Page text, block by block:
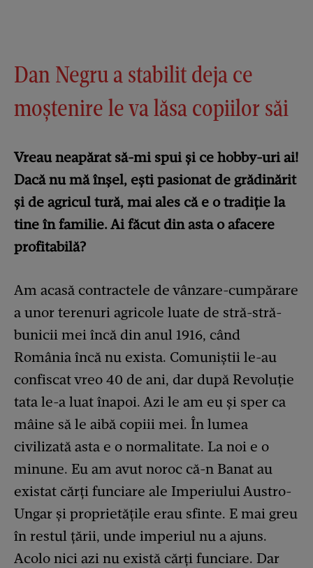
Dan Negru a stabilit deja ce
moștenire le va lăsa copiilor săi
Vreau neapărat să-mi spui și ce hobby-uri ai!
Dacă nu mă înșel, ești pasionat de grădinărit
și de agricul tură, mai ales că e o tradiție la
tine în familie. Ai făcut din asta o afacere
profitabilă?
Am acasă contractele de vânzare-cumpărare
a unor terenuri agricole luate de stră-stră-
bunicii mei încă din anul 1916, când
România încă nu exista. Comuniștii le-au
confiscat vreo 40 de ani, dar după Revoluție
tata le-a luat înapoi. Azi le am eu și sper ca
mâine să le aibă copiii mei. În lumea
civilizată asta e o normalitate. La noi e o
minune. Eu am avut noroc că-n Banat au
existat cărți funciare ale Imperiului Austro-
Ungar și proprietățile erau sfinte. E mai greu
în restul țării, unde imperiul nu a ajuns.
Acolo nici azi nu există cărți funciare. Dar